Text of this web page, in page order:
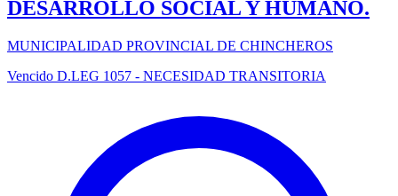
DESARROLLO SOCIAL Y HUMANO.
MUNICIPALIDAD PROVINCIAL DE CHINCHEROS
Vencido D.LEG 1057 - NECESIDAD TRANSITORIA